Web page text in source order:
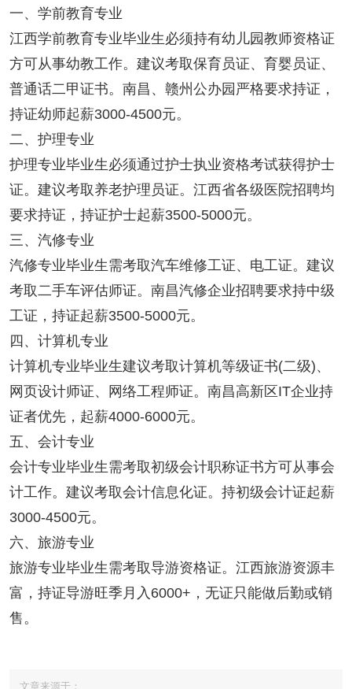
一、学前教育专业
江西学前教育专业毕业生必须持有幼儿园教师资格证
方可从事幼教工作。建议考取保育员证、育婴员证、
普通话二甲证书。南昌、赣州公办园严格要求持证，
持证幼师起薪3000-4500元。
二、护理专业
护理专业毕业生必须通过护士执业资格考试获得护士
证。建议考取养老护理员证。江西省各级医院招聘均
要求持证，持证护士起薪3500-5000元。
三、汽修专业
汽修专业毕业生需考取汽车维修工证、电工证。建议
考取二手车评估师证。南昌汽修企业招聘要求持中级
工证，持证起薪3500-5000元。
四、计算机专业
计算机专业毕业生建议考取计算机等级证书(二级)、
网页设计师证、网络工程师证。南昌高新区IT企业持
证者优先，起薪4000-6000元。
五、会计专业
会计专业毕业生需考取初级会计职称证书方可从事会
计工作。建议考取会计信息化证。持初级会计证起薪
3000-4500元。
六、旅游专业
旅游专业毕业生需考取导游资格证。江西旅游资源丰
富，持证导游旺季月入6000+，无证只能做后勤或销
售。
文章来源于：